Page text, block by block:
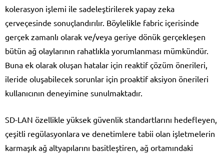
kolerasyon işlemi ile sadeleştirilerek yapay zeka
çerveçesinde sonuçlandırılır. Böylelikle fabric içerisinde
gerçek zamanlı olarak ve/veya geriye dönük gerçekleşen
bütün ağ olaylarının rahatlıkla yorumlanması mümkündür.
Buna ek olarak oluşan hatalar için reaktif çözüm önerileri,
ileride oluşabilecek sorunlar için proaktif aksiyon önerileri
kullanıcının deneyimine sunulmaktadır.
SD-LAN özellikle yüksek güvenlik standartlarını hedefleyen,
çeşitli regülasyonlara ve denetimlere tabii olan işletmelerin
karmaşık ağ altyapılarını basitleştiren, ağ ortamındaki